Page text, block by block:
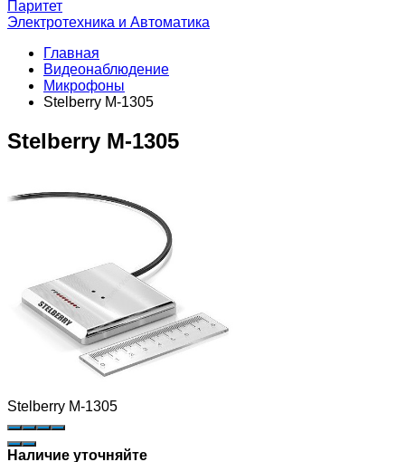
Паритет
Электротехника и Автоматика
Главная
Видеонаблюдение
Микрофоны
Stelberry М-1305
Stelberry М-1305
Stelberry М-1305
Наличие уточняйте